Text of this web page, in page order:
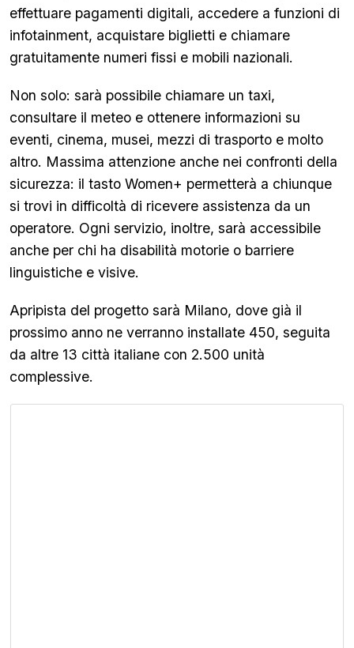
effettuare pagamenti digitali, accedere a funzioni di
infotainment, acquistare biglietti e chiamare
gratuitamente numeri fissi e mobili nazionali.
Non solo: sarà possibile chiamare un taxi,
consultare il meteo e ottenere informazioni su
eventi, cinema, musei, mezzi di trasporto e molto
altro. Massima attenzione anche nei confronti della
sicurezza: il tasto Women+ permetterà a chiunque
si trovi in difficoltà di ricevere assistenza da un
operatore. Ogni servizio, inoltre, sarà accessibile
anche per chi ha disabilità motorie o barriere
linguistiche e visive.
Apripista del progetto sarà Milano, dove già il
prossimo anno ne verranno installate 450, seguita
da altre 13 città italiane con 2.500 unità
complessive.